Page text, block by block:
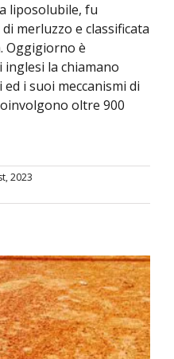
liposolubile, fu
merluzzo e classificata
Oggigiorno è
la chiamano
i suoi meccanismi di
oltre 900
2023